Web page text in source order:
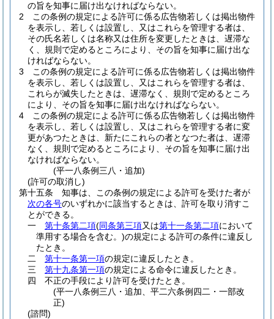
の旨を知事に届け出なければならない。
2
この条例の規定による許可に係る広告物若しくは掲出物件
を表示し、若しくは設置し、又はこれらを管理する者は、
その氏名若しくは名称又は住所を変更したときは、遅滞な
く、規則で定めるところにより、その旨を知事に届け出な
ければならない。
3
この条例の規定による許可に係る広告物若しくは掲出物件
を表示し、若しくは設置し、又はこれらを管理する者は、
これらが滅失したときは、遅滞なく、規則で定めるところ
により、その旨を知事に届け出なければならない。
4
この条例の規定による許可に係る広告物若しくは掲出物件
を表示し、若しくは設置し、又はこれらを管理する者に変
更があつたときは、新たにこれらの者となつた者は、遅滞
なく、規則で定めるところにより、その旨を知事に届け出
なければならない。
(平一八条例三八・追加)
(許可の取消し)
第十五条
知事は、この条例の規定による許可を受けた者が
次の各号のいずれかに該当するときは、許可を取り消すこ
とができる。
一
第十条第二項(同条第三項又は第十一条第二項において
準用する場合を含む。)の規定による許可の条件に違反し
たとき。
二
第十一条第一項の規定に違反したとき。
三
第十九条第一項の規定による命令に違反したとき。
四
不正の手段により許可を受けたとき。
(平一八条例三八・追加、平二六条例四二・一部改
正)
(諮問)